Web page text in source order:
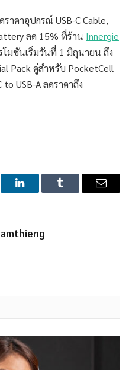
าคาอุปกรณ์ USB-C Cable,
ลด 15% ที่ร้าน Innergie
โมชันเริ่มวันที่ 1 มิถุนายน ถึง
Pack คู่สำหรับ PocketCell
to USB-A ลดราคาถึง
LinkedInTumblr Email